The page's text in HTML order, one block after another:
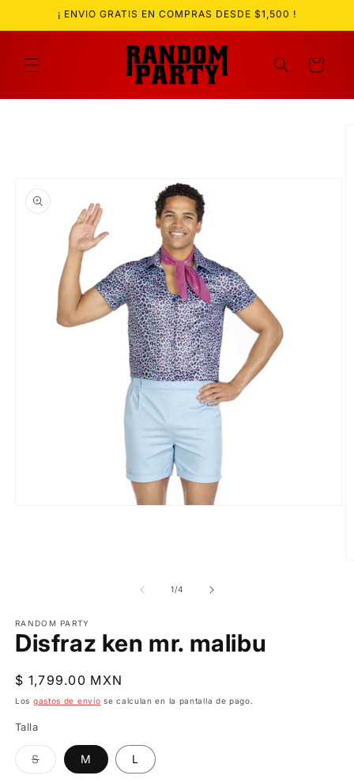
directamente
al contenido
¡ ENVIO GRATIS EN COMPRAS DESDE $1,500 !
Carrito
1/de
4
RANDOM PARTY
Disfraz ken mr. malibu
Precio
habitual
$ 1,799.00 MXN
Los gastos de envío se calculan en la pantalla de pago.
Talla
SVariante
agotada
M L